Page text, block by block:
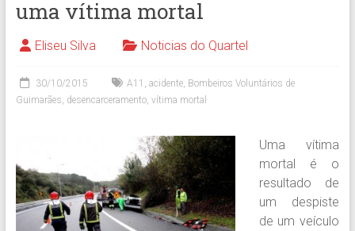
uma vítima mortal
Eliseu Silva Noticias do Quartel
30/10/2015 A11 acidente, Bombeiros Voluntários de
Guimarães desencarceramento, vítima mortal
Uma vítima
mortal é o
resultado de
um despiste
de um veículo